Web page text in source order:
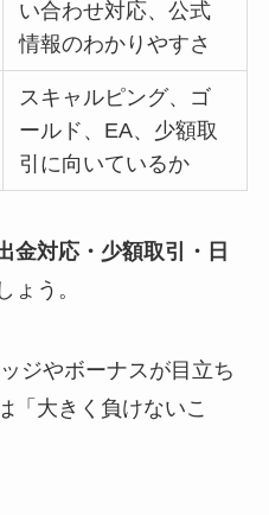
い合わせ対応、公式
情報のわかりやすさ
スキャルピング、ゴ
ールド、EA、少額取
引に向いているか
金対応・少額取引・日
ょう。
ジやボーナスが目立ち
「大きく負けないこ